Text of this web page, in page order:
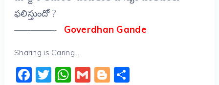
ఫలిస్తుందో ?
—————- Goverdhan Gande
Sharing is Caring...
Facebook
Twitter
WhatsApp
GmailBlogger
Share